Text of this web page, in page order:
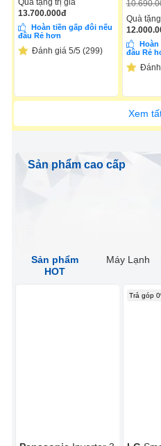
13.700.000đ
Hoàn tiền gấp đôi nếu
đâu Rẻ hơn
Đánh giá 5/5 (299)
Quà
Hoàn
đâu Rẻ
Xem
Sản phẩm cao cấp
Sản phẩm
HOT
Máy Lạnh
Trả góp